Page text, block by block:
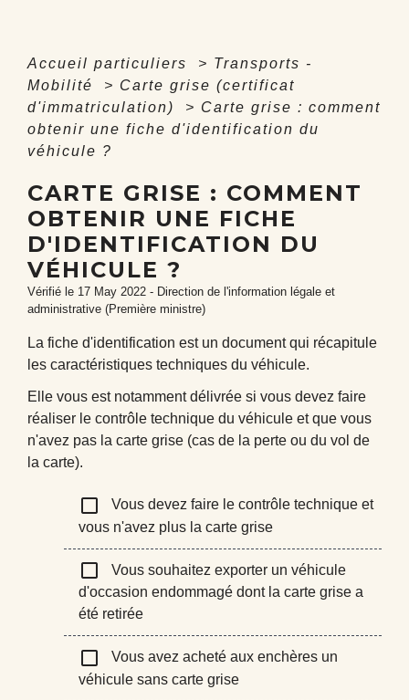
Accueil particuliers > Transports -
Mobilité
> Carte grise (certificat
d'immatriculation)
> Carte grise : comment
obtenir une fiche d'identification du
véhicule ?
CARTE GRISE : COMMENT
OBTENIR UNE FICHE
D'IDENTIFICATION DU
VÉHICULE ?
Vérifié le 17 May 2022 - Direction de l'information légale et
administrative (Première ministre)
La fiche d'identification est un document qui récapitule
les caractéristiques techniques du véhicule.
Elle vous est notamment délivrée si vous devez faire
réaliser le contrôle technique du véhicule et que vous
n'avez pas la carte grise (cas de la perte ou du vol de
la carte).
check_box_outline_blank
Vous devez faire le contrôle technique et
vous n'avez plus la carte grise
check_box_outline_blank
Vous souhaitez exporter un véhicule
d'occasion endommagé dont la carte grise a
été retirée
check_box_outline_blank
Vous avez acheté aux enchères un
véhicule sans carte grise